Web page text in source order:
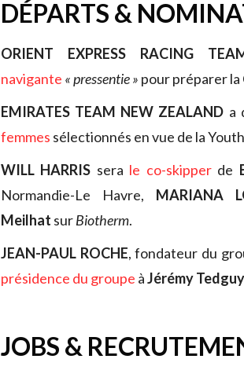
DÉPARTS &
ORIENT EXPRESS RACING
navigante « pressentie » pour préparer la
EMIRATES TEAM NEW ZEALAND a
femmes sélectionnés en vue de la
WILL HARRIS sera le co-skipperde
Normandie-Le Havre, MARIANA
Meilhat surBiotherm.
JEAN-PAUL ROCHE, fondateur du
présidence du groupe àJérémy Tedguy
JOBS &